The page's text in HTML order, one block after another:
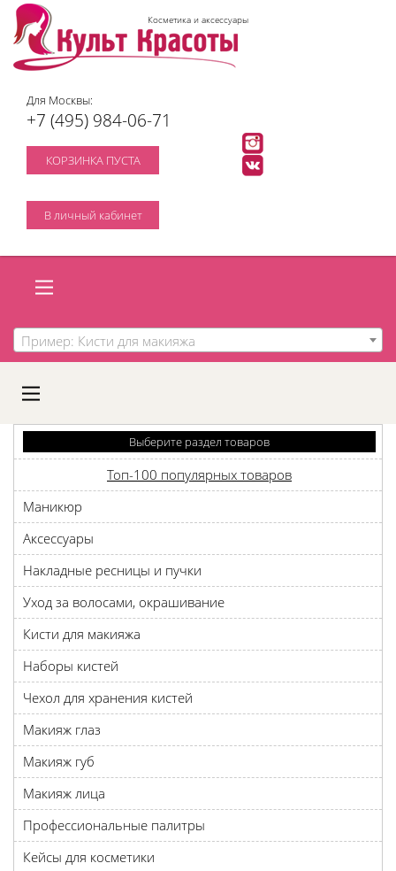
Косметика и аксессуары
Для Москвы:
+7 (495) 984-06-71
КОРЗИНКА ПУСТА
В личный кабинет
Пример: Кисти для макияжа
A
C
D
Выберите раздел товаров
Топ-100 популярных товаров
Маникюр
Аксессуары
Накладные ресницы и пучки
Уход за волосами, окрашивание
Кисти для макияжа
Наборы кистей
Чехол для хранения кистей
Макияж глаз
Макияж губ
Макияж лица
Профессиональные палитры
Кейсы для косметики